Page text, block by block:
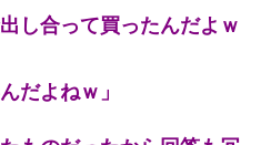
し合って買ったんだよｗ
だよねｗ」